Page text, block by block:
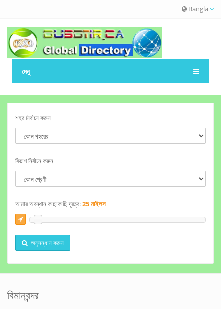
Bangla
মেনু
শহর নির্বাচন করুন
বিভাগ নির্বাচন করুন
আমার অবস্থান কাছাকাছি দূরত্ব:25 মাইলস
অনুসন্ধান করুন
বিমানবন্দর